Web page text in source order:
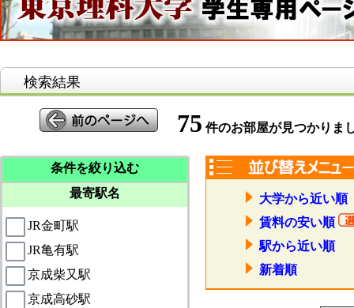
検索結果
75 件のお部屋が見つかりま
条件を絞り込む
最寄駅名
JR金町駅
JR亀有駅
京成柴又駅
京成高砂駅
大学から近い順
賃料の安い順
駅から近い順
新着順